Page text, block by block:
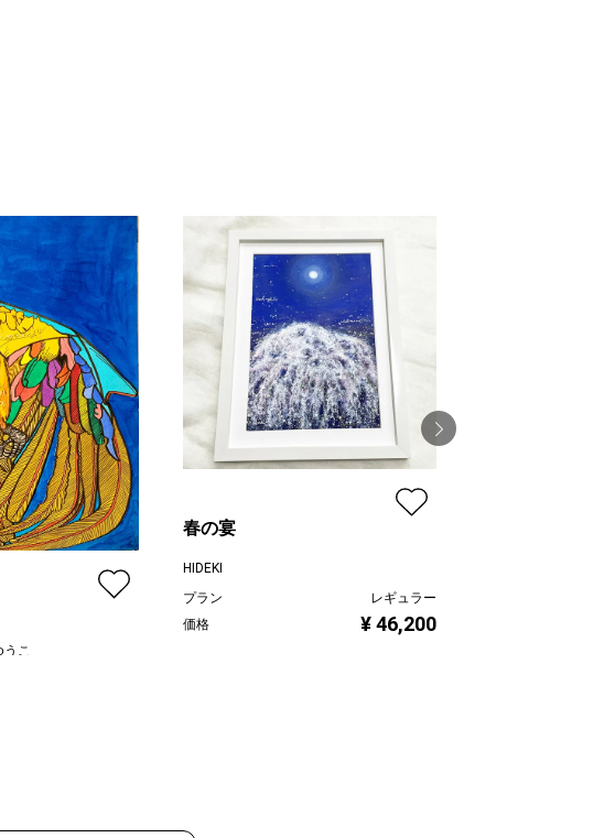
こ
春の宴
HIDEKI
プラン
レギュラー
価格
¥ 46,200